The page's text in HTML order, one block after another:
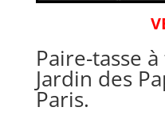
Paire-tasse
Jardin des
Paris.